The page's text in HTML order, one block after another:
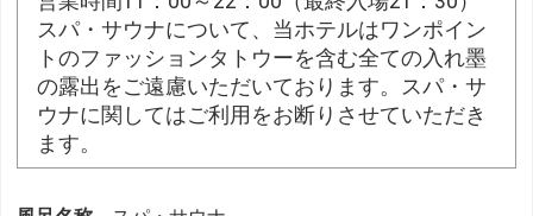
スパ・サウナについて、当ホテルはワンポイン
トのファッションタトウーを含む全ての入れ墨
の露出をご遠慮いただいております。スパ・サ
ウナに関してはご利用をお断りさせていただき
ます。